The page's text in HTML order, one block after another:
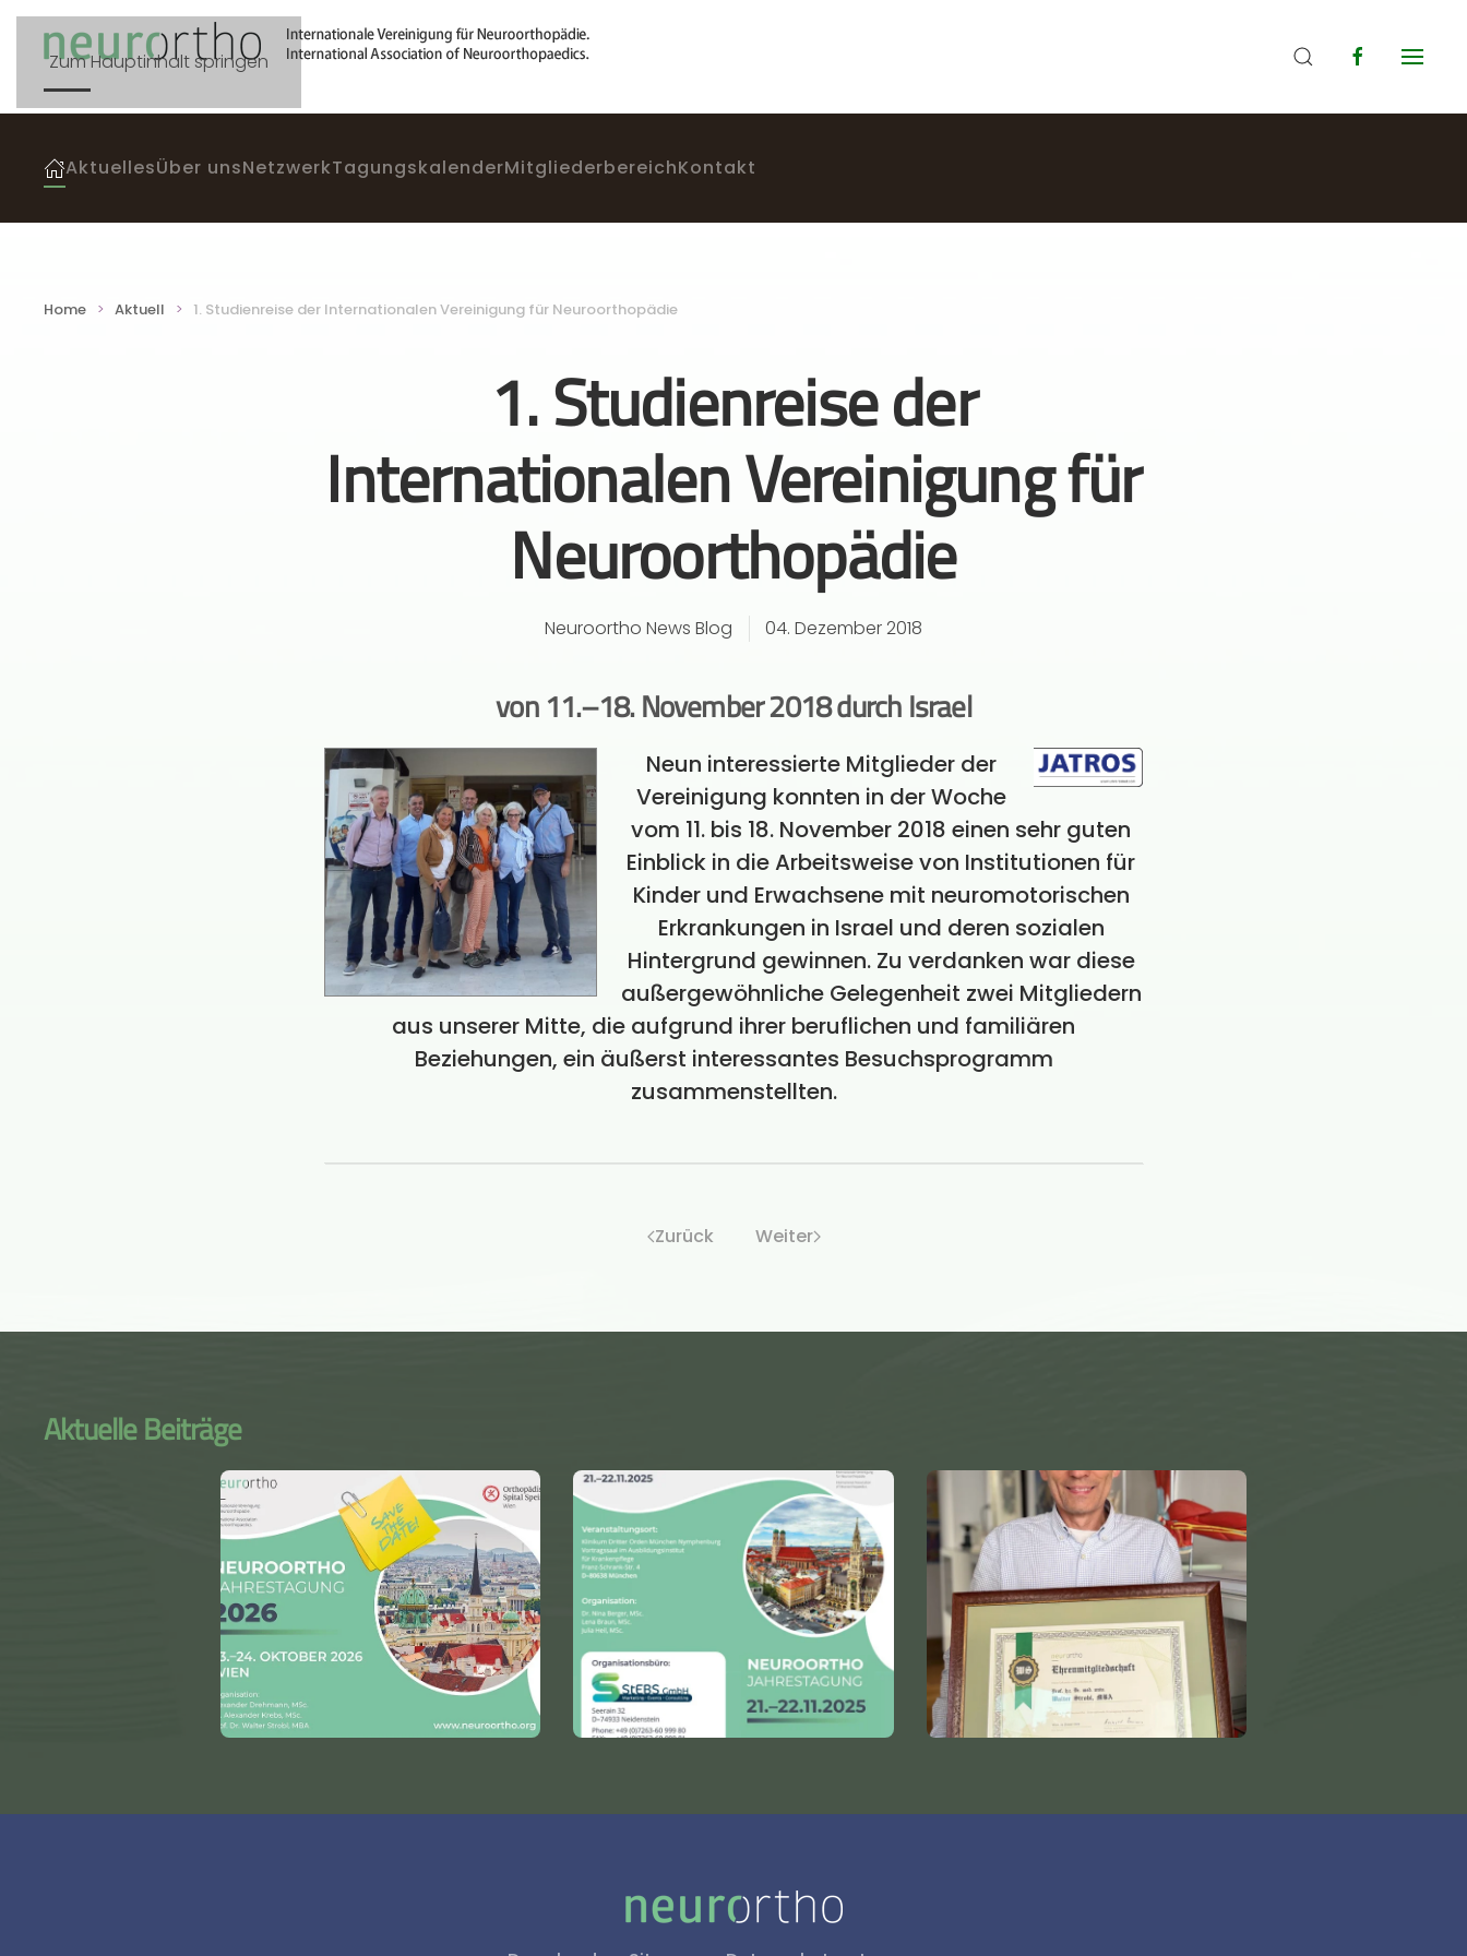
Zum Hauptinhalt springen
AktuellesÜber unsNetzwerkTagungskalenderMitgliederbereichKontakt
Home Aktuell 1. Studienreise der Internationalen Vereinigung für Neuroorthopädie
1. Studienreise der
Internationalen Vereinigung für
Neuroorthopädie
Neuroortho News Blog 04. Dezember 2018
von 11.–18. November 2018 durch Israel
Neun interessierte Mitglieder der
Vereinigung konnten in der Woche
vom 11. bis 18. November 2018 einen sehr guten
Einblick in die Arbeitsweise von Institutionen für
Kinder und Erwachsene mit neuromotorischen
Erkrankungen in Israel und deren sozialen
Hintergrund gewinnen. Zu verdanken war diese
außergewöhnliche Gelegenheit zwei Mitgliedern
aus unserer Mitte, die aufgrund ihrer beruflichen und familiären
Beziehungen, ein äußerst interessantes Besuchsprogramm
zusammenstellten.
Zurück Weiter
Aktuelle Beiträge